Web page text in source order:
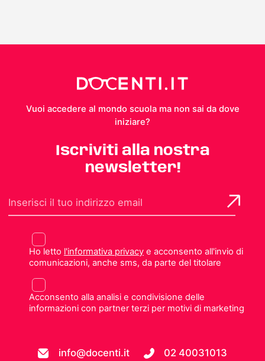
Vuoi accedere al mondo scuola ma non sai da dove
iniziare?
Iscriviti alla nostra
newsletter!
Ho letto l'informativa privacye acconsento all'invio di
comunicazioni, anche sms, da parte del titolare
Acconsento alla analisi e condivisione delle
informazioni con partner terzi per motivi di marketing
info@docenti.it 02 40031013